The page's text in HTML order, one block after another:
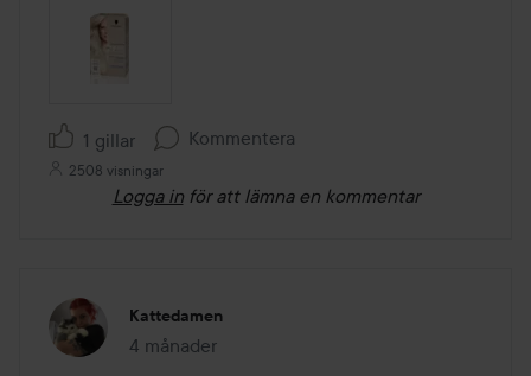
1 gillar Kommentera
2508 visningar
Logga in för att lämna en kommentar
Kattedamen
4 månader
Inlägget skapades 4 månader